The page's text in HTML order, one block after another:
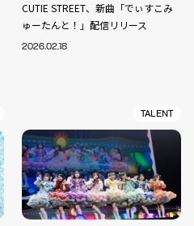
CUTIE STREET、新曲「でぃすこみ
ゅーたんと！」配信リリース
2026.02.18
TALENT